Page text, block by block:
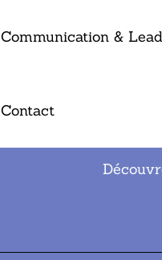
Communication &
Contact